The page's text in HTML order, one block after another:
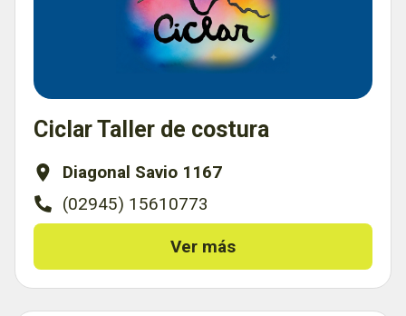
Ciclar Taller de costura
Diagonal Savio 1167
(02945) 15610773
Ver más